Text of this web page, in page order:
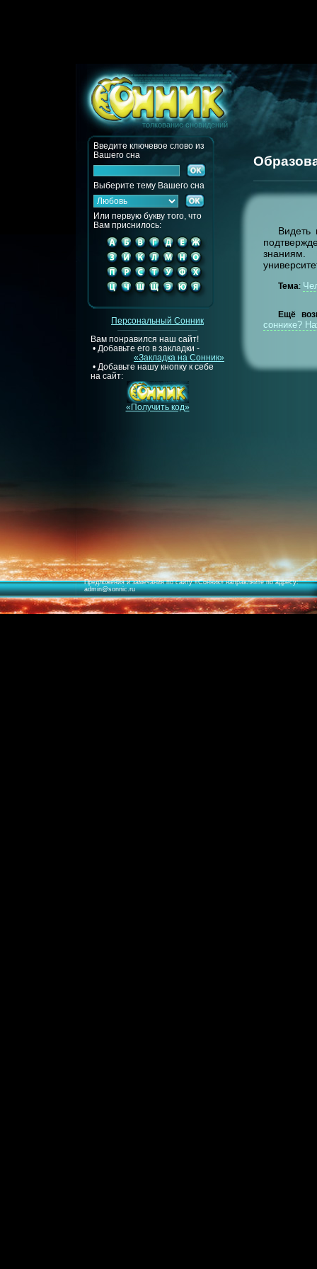
толкование сновидений
Введите ключевое слово из
Вашего сна
Выберите тему Вашего сна
Или первую букву того, что
Вам приснилось:
Персональный Сонник
Вам понравился наш сайт!
• Добавьте его в закладки -
«Закладка на Сонник»
• Добавьте нашу кнопку к себе
на сайт:
«Получить код»
Видеть
Тема:
Ещё
соннике?
Предложения и замечания по сайту «Сонник» направляйте по адресу:
admin@sonnic.ru